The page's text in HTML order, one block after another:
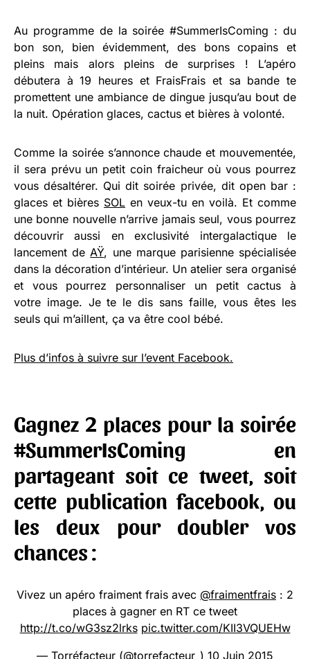
Au programme de la soirée #SummerIsComing : du
bon son, bien évidemment, des bons copains et
pleins mais alors pleins de surprises ! L’apéro
débutera à 19 heures et FraisFrais et sa bande te
promettent une ambiance de dingue jusqu’au bout de
la nuit. Opération glaces, cactus et bières à volonté.
Comme la soirée s’annonce chaude et mouvementée,
il sera prévu un petit coin fraicheur où vous pourrez
vous désaltérer. Qui dit soirée privée, dit open bar :
glaces et bières SOL en veux-tu en voilà. Et comme
une bonne nouvelle n’arrive jamais seul, vous pourrez
découvrir aussi en exclusivité intergalactique le
lancement de AŸ, une marque parisienne spécialisée
dans la décoration d’intérieur. Un atelier sera organisé
et vous pourrez personnaliser un petit cactus à
votre image. Je te le dis sans faille, vous êtes les
seuls qui m’aillent, ça va être cool bébé.
Plus d’infos à suivre sur l’event Facebook.
Gagnez 2 places pour la soirée
#SummerIsComing en
partageant soit ce tweet, soit
cette publication facebook, ou
les deux pour doubler vos
chances :
Vivez un apéro fraiment frais avec @fraimentfrais : 2
places à gagner en RT ce tweet
http://t.co/wG3sz2lrks pic.twitter.com/KII3VQUEHw
— Torréfacteur (@torrefacteur_) 10 Juin 2015